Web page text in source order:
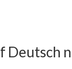
Deutsch